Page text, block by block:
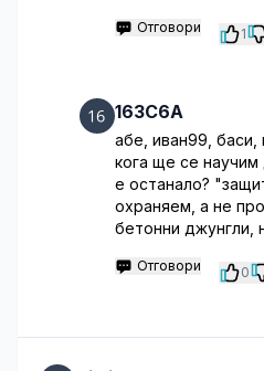
Отговори 1
163C6A
абе, иван99, баси,
кога ще се научим
е останало?
охраняем, а не
бетонни джунгли,
Отговори 0